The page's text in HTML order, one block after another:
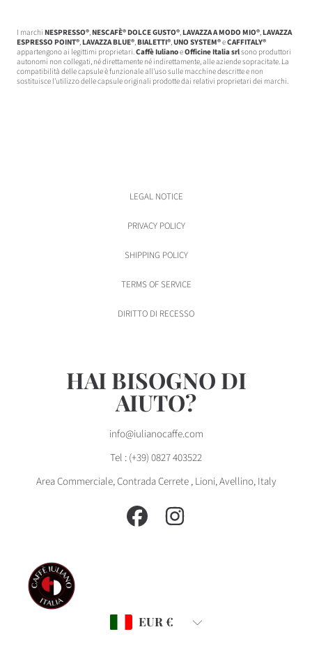
I marchi NESPRESSO®,NESCAFÈ® DOLCE GUSTO®,LAVAZZA A MODO MIO®,LAVAZZA
ESPRESSO POINT®,LAVAZZA BLUE®,BIALETTI®,UNO SYSTEM®eCAFFITALY®
appartengono ai legittimi proprietari.Caffè IulianoeOfficine Italia srlsono produttori
autonomi non collegati, né direttamente né indirettamente, alle aziende sopracitate. La
compatibilità delle capsule è funzionale all'uso sulle macchine descritte e non
sostituisce l'utilizzo delle capsule originali prodotte dai relativi proprietari dei marchi.
LEGAL NOTICE
PRIVACY POLICY
SHIPPING POLICY
TERMS OF SERVICE
DIRITTO DI RECESSO
HAI BISOGNO DI
AIUTO?
info@iulianocaffe.com
Tel : (+39) 0827 403522
Area Commerciale, Contrada Cerrete , Lioni, Avellino, Italy
FACEBOOK
EUR €